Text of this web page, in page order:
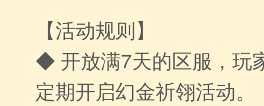
【活动规则】
◆ 开放满7天的区服，玩
定期开启幻金祈翎活动。